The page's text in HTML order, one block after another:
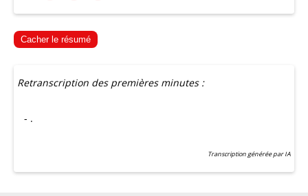
Cacher le résumé
Retranscription des premières minutes :
- .
Transcription générée par IA